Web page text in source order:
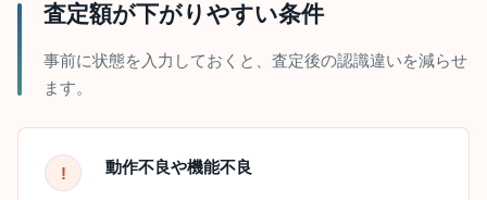
査定額が下がりやすい条件
事前に状態を入力しておくと、査定後の認識違いを減らせ
ます。
動作不良や機能不良